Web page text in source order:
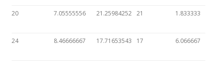
20 7.05555556 21.25984252 21 1.833333
24 8.46666667 17.71653543 17 6.066667